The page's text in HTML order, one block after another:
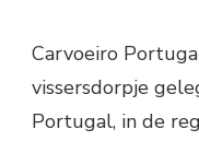
Carvoeiro
vissersdorpje
Portugal, in de